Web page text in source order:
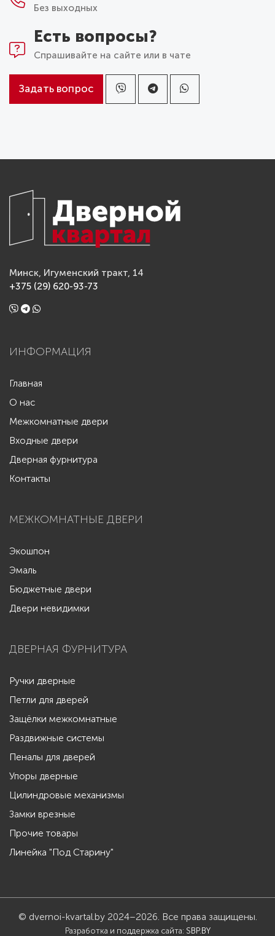
Без выходных
Есть вопросы?
Спрашивайте на сайте или в чате
Задать вопрос
Минск, Игуменский тракт, 14
+375 (29) 620-93-73
ИНФОРМАЦИЯ
Главная
О нас
Межкомнатные двери
Входные двери
Дверная фурнитура
Контакты
МЕЖКОМНАТНЫЕ ДВЕРИ
Экошпон
Эмаль
Бюджетные двери
Двери невидимки
ДВЕРНАЯ ФУРНИТУРА
Ручки дверные
Петли для дверей
Защёлки межкомнатные
Раздвижные системы
Пеналы для дверей
Упоры дверные
Цилиндровые механизмы
Замки врезные
Прочие товары
Линейка "Под Старину"
© dvernoi-kvartal.by 2024–2026. Все права защищены.
Разработка и поддержка сайта: SBP.BY